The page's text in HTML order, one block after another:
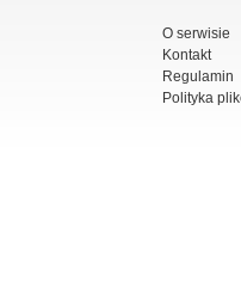
O serwisie
Kontakt
Regulamin
Polityka